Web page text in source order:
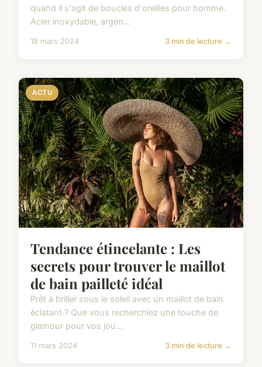
quand il s'agit de boucles d'oreilles pour homme.
Acier inoxydable, argen...
18 mars 2024 3 min de lecture →
ACTU
Tendance étincelante : Les
secrets pour trouver le maillot
de bain pailleté idéal
Prêt à briller sous le soleil avec un maillot de bain
éclatant ? Que vous recherchiez une touche de
glamour pour vos jou...
11 mars 2024 3 min de lecture →